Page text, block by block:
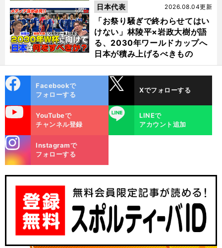
「お祭り騒ぎで終わらせてはい
けない」林陵平×岩政大樹が語
る、2030年ワールドカップへ
日本が積み上げるべきもの
2026.08.04更新
日本代表
ok
Facebookで
フォローする
Xでフォローする
YouTubeで
チャンネル登録
LINE
LINEで
アカウント追加
m
Instagramで
フォローする